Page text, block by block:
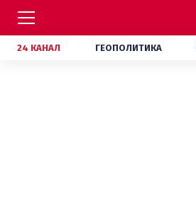
24 КАНАЛ ГЕОПОЛИТИКА